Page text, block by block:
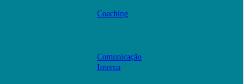
Coaching
Comunicação
Interna